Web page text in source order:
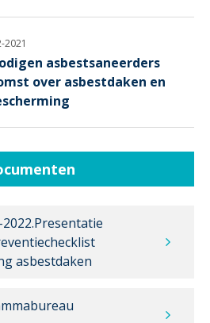
2021
asbestsaneerders
over asbestdaken en
2022.Presentatie
asbestdaken